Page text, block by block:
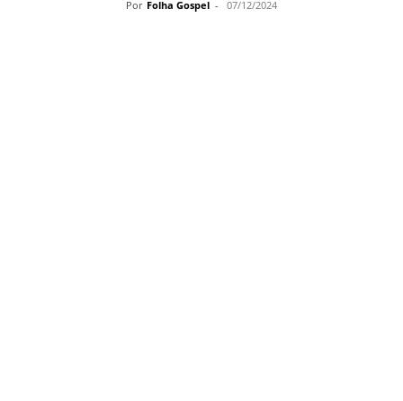
Por Folha Gospel - 07/12/2024